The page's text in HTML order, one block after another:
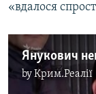
«вдалося
byКрим.Реалії